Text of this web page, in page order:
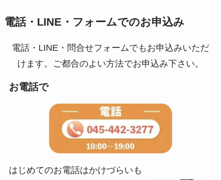
電話・LINE・フォームでのお申込み
電話・LINE・問合せフォームでもお申込みいただ
けます。ご都合のよい方法でお申込み下さい。
お電話で
はじめてのお電話はかけづらいも